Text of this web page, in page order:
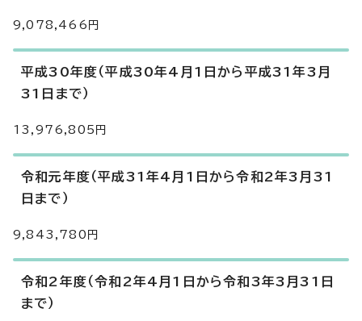
9,078,466円
平成30年度（平成30年4月1日から平成31年3月
31日まで）
13,976,805円
令和元年度（平成31年4月1日から令和2年3月31
日まで）
9,843,780円
令和2年度（令和2年4月1日から令和3年3月31日
まで）